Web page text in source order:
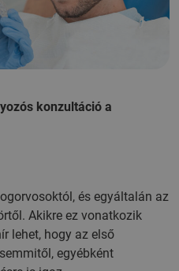
konzultáció a
és egyáltalán az
Akikre ez vonatkozik
lehet, hogy az első
egyébként